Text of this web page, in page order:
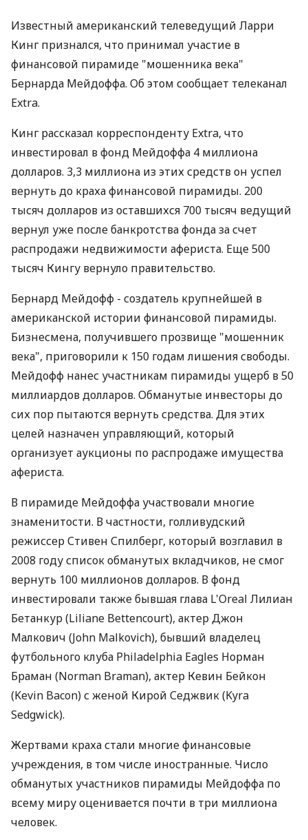
Известный американский телеведущий Ларри
Кинг признался, что принимал участие в
финансовой пирамиде "мошенника века"
Бернарда Мейдоффа. Об этом сообщает телеканал
Extra.
Кинг рассказал корреспонденту Extra, что
инвестировал в фонд Мейдоффа 4 миллиона
долларов. 3,3 миллиона из этих средств он успел
вернуть до краха финансовой пирамиды. 200
тысяч долларов из оставшихся 700 тысяч ведущий
вернул уже после банкротства фонда за счет
распродажи недвижимости афериста. Еще 500
тысяч Кингу вернуло правительство.
Бернард Мейдофф - создатель крупнейшей в
американской истории финансовой пирамиды.
Бизнесмена, получившего прозвище "мошенник
века", приговорили к 150 годам лишения свободы.
Мейдофф нанес участникам пирамиды ущерб в 50
миллиардов долларов. Обманутые инвесторы до
сих пор пытаются вернуть средства. Для этих
целей назначен управляющий, который
организует аукционы по распродаже имущества
афериста.
В пирамиде Мейдоффа участвовали многие
знаменитости. В частности, голливудский
режиссер Стивен Спилберг, который возглавил в
2008 году список обманутых вкладчиков, не смог
вернуть 100 миллионов долларов. В фонд
инвестировали также бывшая глава L'Oreal Лилиан
Бетанкур (Liliane Bettencourt), актер Джон
Малкович (John Malkovich), бывший владелец
футбольного клуба Philadelphia Eagles Норман
Браман (Norman Braman), актер Кевин Бейкон
(Kevin Bacon) с женой Кирой Седжвик (Kyra
Sedgwick).
Жертвами краха стали многие финансовые
учреждения, в том числе иностранные. Число
обманутых участников пирамиды Мейдоффа по
всему миру оценивается почти в три миллиона
человек.